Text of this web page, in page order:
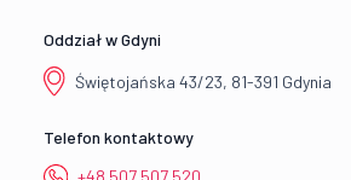
Oddział w Gdyni
Świętojańska 43/23, 81-391 Gdynia
Telefon kontaktowy
+48 507 507 520